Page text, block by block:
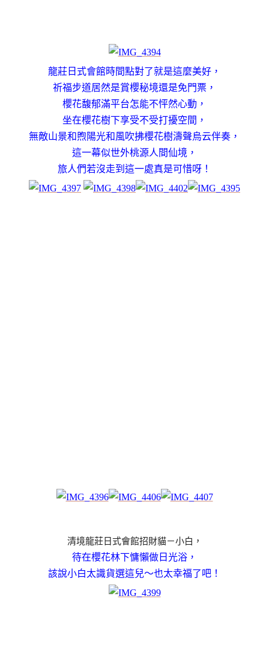
龍莊日式會館時間點對了就是這麼美好，
祈福步道居然是賞櫻秘境還是免門票 ，
櫻花馥郁滿平台怎能不怦然心動，
坐在櫻花樹下享受不受打擾空間，
無敵山景和煦陽光和風吹拂櫻花樹濤聲烏云伴奏 ，
這一幕似世外桃源人間仙境，
旅人們若沒走到這一處真是可惜呀！
清境龍莊日式會館招財貓－小白，
待在櫻花林下慵懶做日光浴，
該說小白太識貨選這兒～也太幸福了吧！